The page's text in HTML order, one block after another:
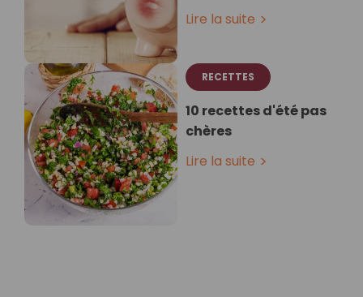
Lire la suite
RECETTES
10 recettes d'été pas
chères
Lire la suite